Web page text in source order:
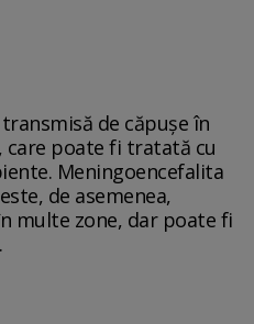
de căpuşe în
care poate fi tratată cu
Meningoencefalita
de asemenea,
multe zone, dar poate fi